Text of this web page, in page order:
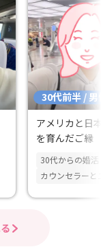
30代前半 / 男
アメリカと日
を育んだご縁
30代からの婚活
カウンセラーと